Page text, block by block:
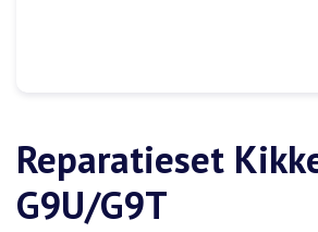
Reparatieset
G9U/G9T